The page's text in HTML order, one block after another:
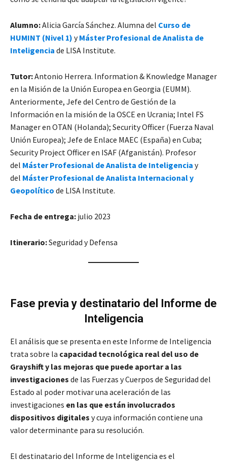
Alumno:Alicia García Sánchez. Alumna del Curso de
HUMINT (Nivel 1) y Máster Profesional de Analista de
Inteligencia de LISA Institute.
Tutor:Antonio Herrera. Information & Knowledge Manager
en la Misión de la Unión Europea en Georgia (EUMM).
Anteriormente, Jefe del Centro de Gestión de la
Información en la misión de la OSCE en Ucrania; Intel FS
Manager en OTAN (Holanda); Security Officer (Fuerza Naval
Unión Europea); Jefe de Enlace MAEC (España) en Cuba;
Security Project Officer en ISAF (Afganistán). Profesor
del Máster Profesional de Analista de Inteligencia y
del Máster Profesional de Analista Internacional y
Geopolítico de LISA Institute.
Fecha de entrega: julio 2023
Itinerario:Seguridad y Defensa
Fase previa y destinatario del Informe de
Inteligencia
El análisis que se presenta en este Informe de Inteligencia
trata sobre la capacidad tecnológica real del uso de
Grayshift y las mejoras que puede aportar a las
investigaciones de las Fuerzas y Cuerpos de Seguridad del
Estado al poder motivar una aceleración de las
investigaciones en las que están involucrados
dispositivos digitales y cuya información contiene una
valor determinante para su resolución.
El destinatario del Informe de Inteligencia es el